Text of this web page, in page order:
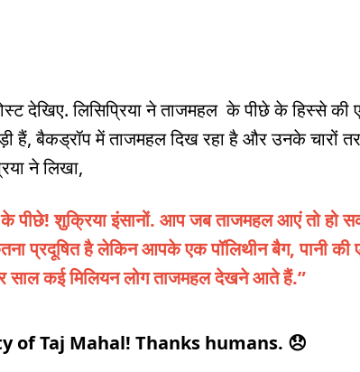
देखिए. लिसिप्रिया ने ताजमहल के पीछे के हिस्से की
हैं, बैकड्रॉप में ताजमहल दिख रहा है और उनके चारों
ने लिखा,
पीछे! शुक्रिया इंसानों. आप जब ताजमहल आएं तो हो
प्रदूषित है लेकिन आपके एक पॉलिथीन बैग, पानी की
साल कई मिलियन लोग ताजमहल देखने आते हैं.”
of Taj Mahal! Thanks humans. 😞